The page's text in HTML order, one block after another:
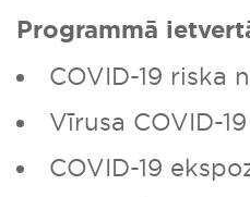
Programmā
COVID-19 riska
Vīrusa COVID-
COVID-19